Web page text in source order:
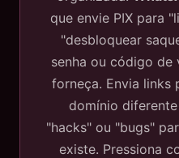
que envie PIX para
"desbloquear
senha ou código
forneça. Envia links
domínio
"hacks" ou "bugs"
existe. Pressiona